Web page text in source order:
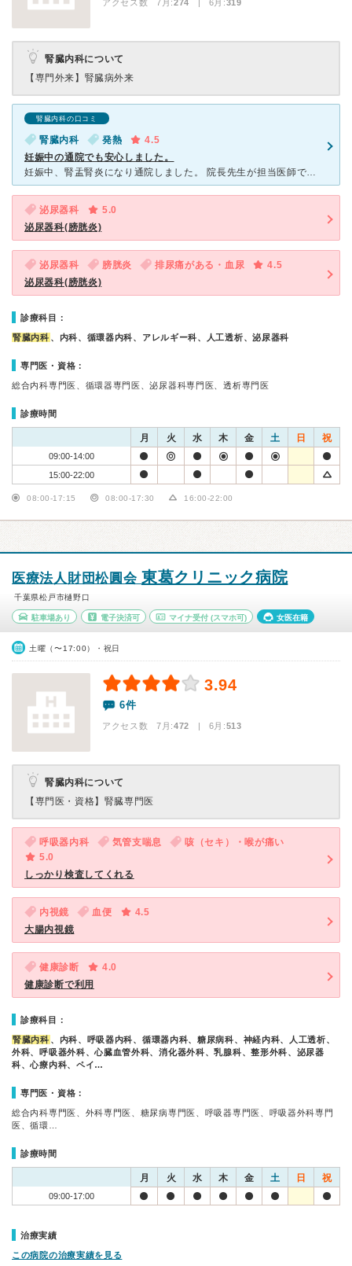
アクセス数 7月:274 | 6月:319
腎臓内科について
【専門外来】 腎臓病外来
腎臓内科の口コミ
腎臓内科 発熱
4.5
妊娠中の通院でも安心しました。
妊娠中、腎盂腎炎になり通院しました。 院長先生が担当医師でしたが、気さくで優しく、とても元気で笑顔のいいノリのあるおじちゃん先生で、すっかり安心しました。 腎臓をエコーで見てくださったときも、赤ち
泌尿器科
5.0
泌尿器科(膀胱炎)
泌尿器科 膀胱炎 排尿痛がある・血尿
4.5
泌尿器科(膀胱炎)
診療科目：
腎臓内科 、内科、循環器内科、アレルギー科、人工透析、泌尿器科
専門医・資格：
総合内科専門医、循環器専門医、泌尿器科専門医、透析専門医
診療時間
月 火 水 木 金 土 日 祝
09:00-14:00
15:00-22:00
08:00-17:15 08:00-17:30 16:00-22:00
医療法人財団松圓会 東葛クリニック病院
千葉県松戸市樋野口
駐車場あり 電子決済可 マイナ受付 (スマホ可) 女医在籍
土曜（〜17:00）・祝日
3.94
6件
アクセス数 7月:472 | 6月:513
腎臓内科について
【専門医・資格】 腎臓専門医
呼吸器内科 気管支喘息
咳（セキ）・喉が痛い
5.0
しっかり検査してくれる
内視鏡 血便
4.5
大腸内視鏡
健康診断
4.0
健康診断で利用
診療科目：
腎臓内科 、内科、呼吸器内科、循環器内科、糖尿病科、神経内科、人工透析、
外科、呼吸器外科、心臓血管外科、消化器外科、乳腺科、整形外科、泌尿器
科、心療内科、ペイ…
専門医・資格：
総合内科専門医、外科専門医、糖尿病専門医、呼吸器専門医、呼吸器外科専門
医、循環…
診療時間
月 火 水 木 金 土 日 祝
09:00-17:00
治療実績
この病院の治療実績を見る